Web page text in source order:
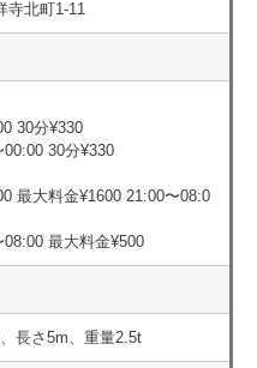
寺北町1-11
30分¥330
30分¥330
最大料金¥1600 21:00〜08:0
最大料金¥500
長さ5m、重量2.5t